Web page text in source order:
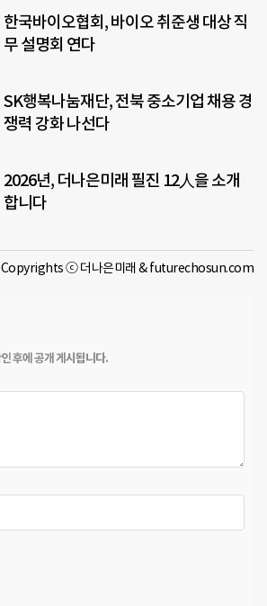
한국바이오협회, 바이오 취준생 대상 직
무 설명회 연다
SK행복나눔재단, 전북 중소기업 채용 경
쟁력 강화 나선다
2026년, 더나은미래 필진 12人을 소개
합니다
Copyrights ⓒ 더나은미래 & futurechosun.com